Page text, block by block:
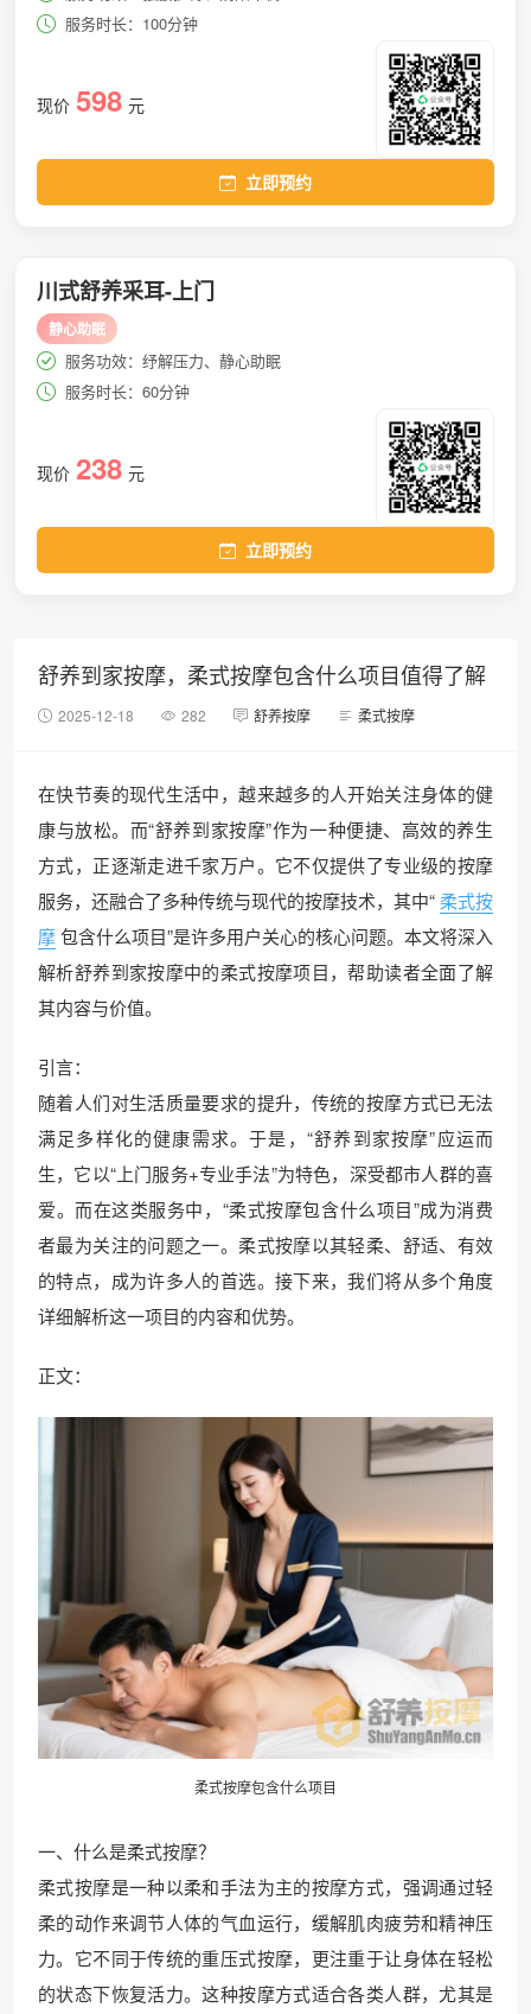
服务时长：100分钟
现价 598 元
立即预约
川式舒养采耳-上门
静心助眠
服务功效：纾解压力、静心助眠
服务时长：60分钟
现价 238 元
立即预约
舒养到家按摩，柔式按摩包含什么项目值得了解
2025-12-18 282 舒养按摩 柔式按摩
在快节奏的现代生活中，越来越多的人开始关注身体的健
康与放松。而“舒养到家按摩”作为一种便捷、高效的养生
方式，正逐渐走进千家万户。它不仅提供了专业级的按摩
服务，还融合了多种传统与现代的按摩技术，其中“柔式按
摩包含什么项目”是许多用户关心的核心问题。本文将深入
解析舒养到家按摩中的柔式按摩项目，帮助读者全面了解
其内容与价值。
引言：
随着人们对生活质量要求的提升，传统的按摩方式已无法
满足多样化的健康需求。于是，“舒养到家按摩”应运而
生，它以“上门服务+专业手法”为特色，深受都市人群的喜
爱。而在这类服务中，“柔式按摩包含什么项目”成为消费
者最为关注的问题之一。柔式按摩以其轻柔、舒适、有效
的特点，成为许多人的首选。接下来，我们将从多个角度
详细解析这一项目的内容和优势。
正文：
柔式按摩包含什么项目
一、什么是柔式按摩？
柔式按摩是一种以柔和手法为主的按摩方式，强调通过轻
柔的动作来调节人体的气血运行，缓解肌肉疲劳和精神压
力。它不同于传统的重压式按摩，更注重于让身体在轻松
的状态下恢复活力。这种按摩方式适合各类人群，尤其是